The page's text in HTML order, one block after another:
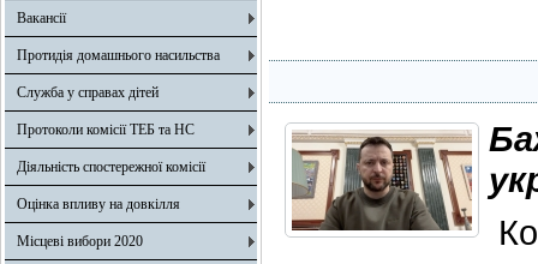
Вакансії
Протидія домашнього насильства
Служба у справах дітей
Протоколи комісії ТЕБ та НС
Діяльність спостережної комісії
Оцінка впливу на довкілля
Місцеві вибори 2020